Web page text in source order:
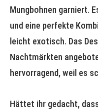
Mungbohnen garniert.
und eine perfekte
leicht exotisch. Das
Nachtmärkten
hervorragend, weil es
Hättet ihr gedacht,